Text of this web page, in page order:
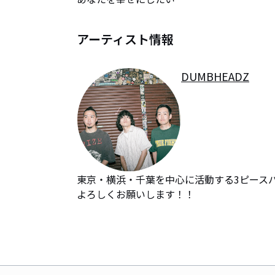
アーティスト情報
DUMBHEADZ
東京・横浜・千葉を中心に活動する3ピース
よろしくお願いします！！